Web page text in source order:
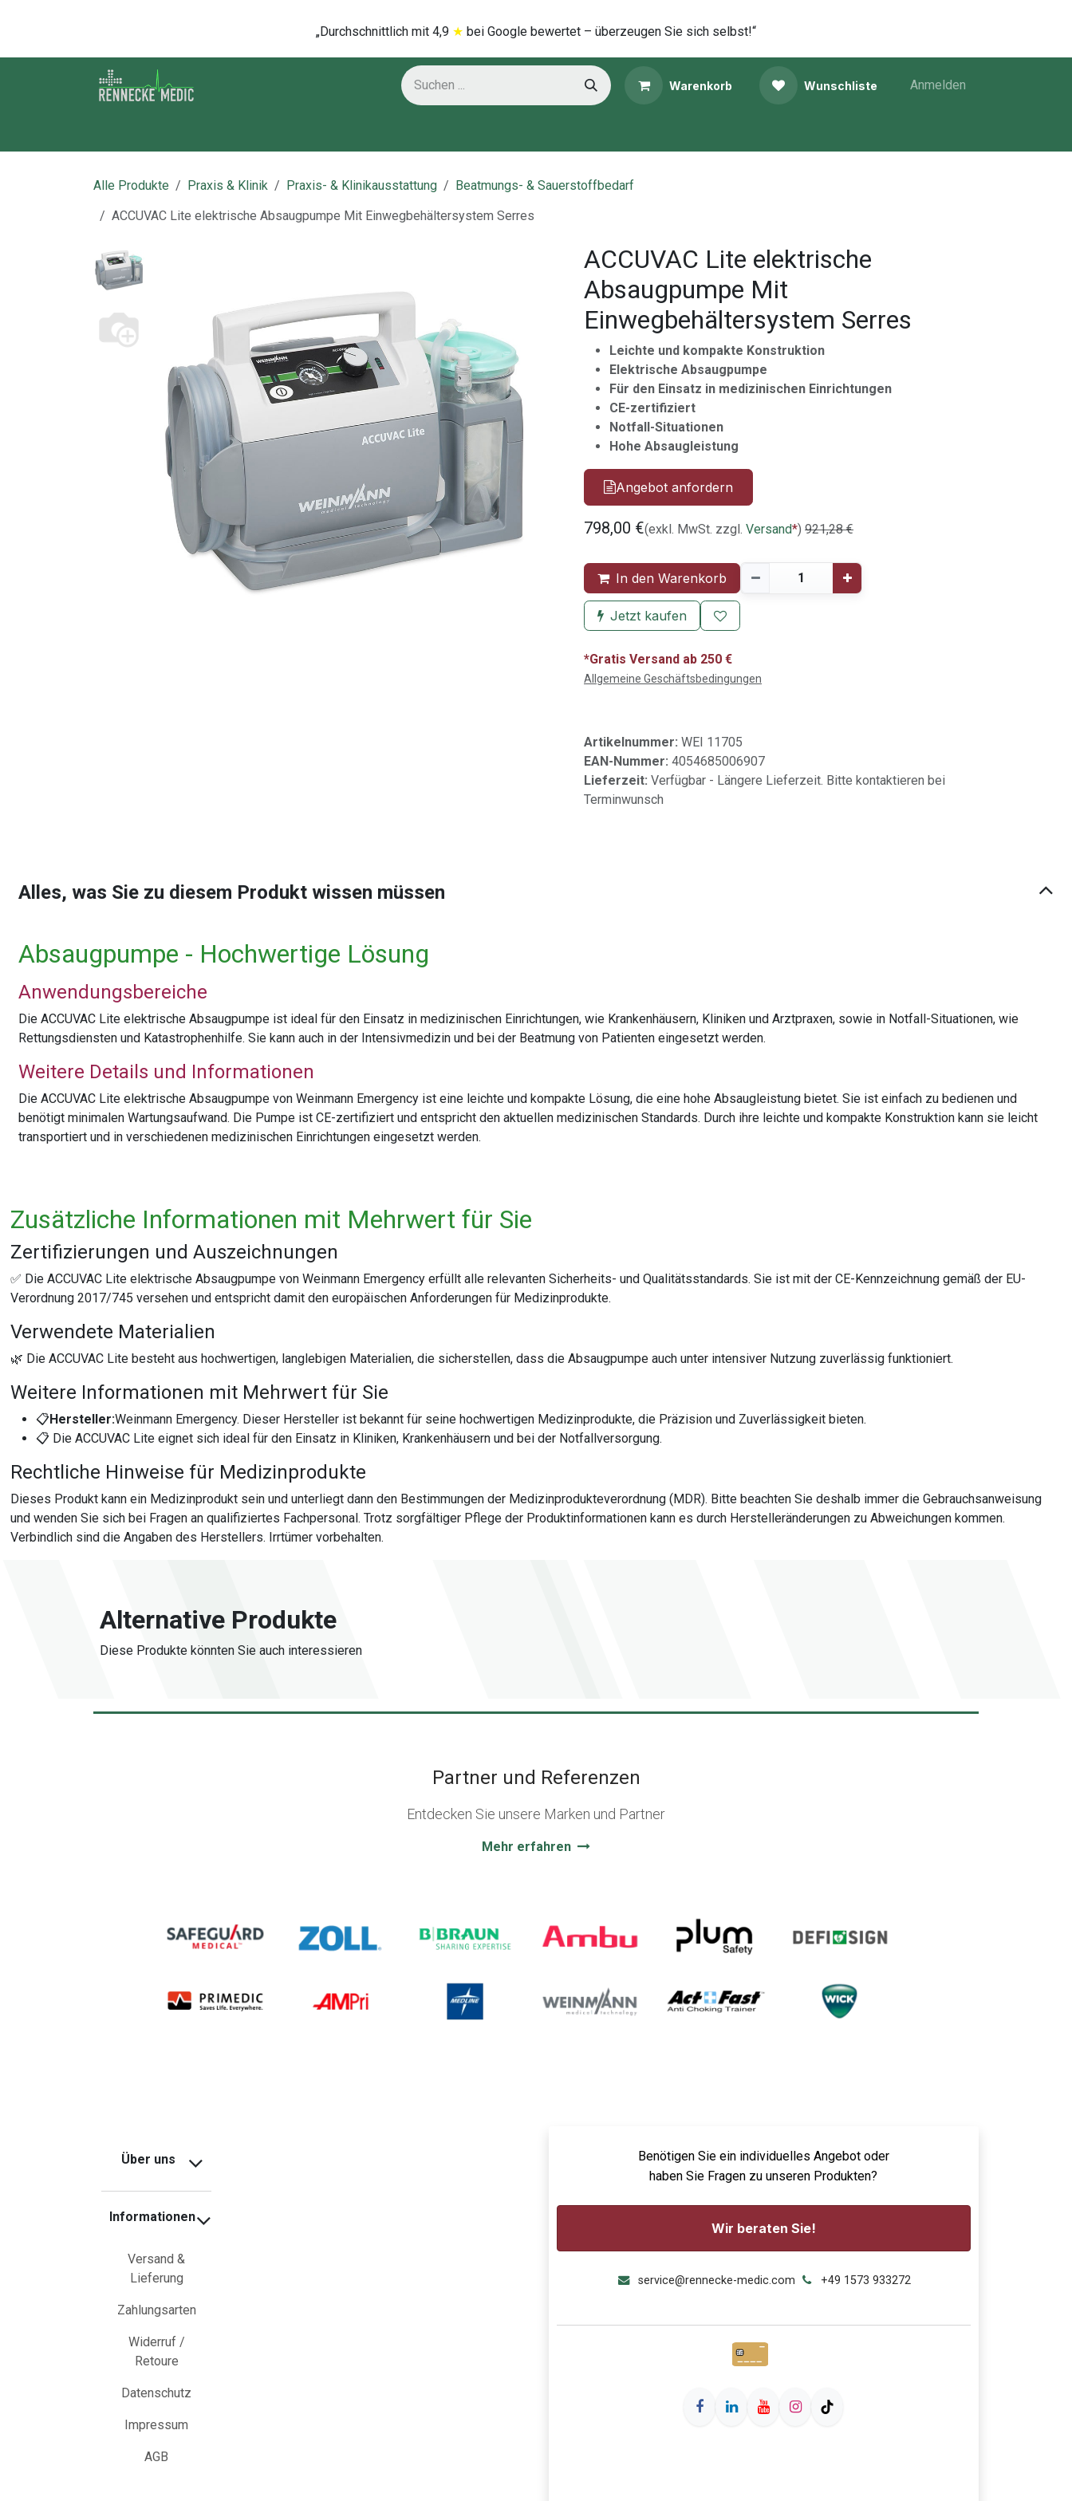
„Durchschnittlich mi​t 4,9 ★ bei Google bewertet – überzeugen Sie sich selbst!“
Warenkorb Wunschliste Anmelden
Alle Produkte Praxis & Klinik Praxis- & Klinikausstattung
Beatmungs- & Sauerstoffbedarf
ACCUVAC Lite elektrische Absaugpumpe Mit Einwegbehältersystem Serres
ACCUVAC Lite elektrische
Absaugpumpe Mit
Einwegbehältersystem Serres
Leichte und kompakte Konstruktion
Elektrische Absaugpumpe
Für den Einsatz in medizinischen Einrichtungen
CE-zertifiziert
Notfall-Situationen
Hohe Absaugleistung
Angebot anfordern
798,00 €(exkl. MwSt. zzgl. Versand*) 921,28€
In den Warenkorb
Jetzt kaufen
*Gratis Versand ab 250 €
Allgemeine Geschäftsbedingungen
Artikelnummer: WEI 11705
EAN-Nummer: 4054685006907
Lieferzeit: Verfügbar - Längere Lieferzeit. Bitte kontaktieren bei
Terminwunsch
Alles, was Sie zu diesem Produkt wissen müssen
Absaugpumpe - Hochwertige Lösung
Anwendungsbereiche
Die ACCUVAC Lite elektrische Absaugpumpe ist ideal für den Einsatz in medizinischen Einrichtungen, wie Krankenhäusern, Kliniken und Arztpraxen, sowie in Notfall-Situationen, wie
Rettungsdiensten und Katastrophenhilfe. Sie kann auch in der Intensivmedizin und bei der Beatmung von Patienten eingesetzt werden.
Weitere Details und Informationen
Die ACCUVAC Lite elektrische Absaugpumpe von Weinmann Emergency ist eine leichte und kompakte Lösung, die eine hohe Absaugleistung bietet. Sie ist einfach zu bedienen und
benötigt minimalen Wartungsaufwand. Die Pumpe ist CE-zertifiziert und entspricht den aktuellen medizinischen Standards. Durch ihre leichte und kompakte Konstruktion kann sie leicht
transportiert und in verschiedenen medizinischen Einrichtungen eingesetzt werden.
Zusätzliche Informationen mit Mehrwert für Sie
Zertifizierungen und Auszeichnungen
✅ Die ACCUVAC Lite elektrische Absaugpumpe von Weinmann Emergency erfüllt alle relevanten Sicherheits- und Qualitätsstandards. Sie ist mit der CE-Kennzeichnung gemäß der EU-
Verordnung 2017/745 versehen und entspricht damit den europäischen Anforderungen für Medizinprodukte.
Verwendete Materialien
🌿 Die ACCUVAC Lite besteht aus hochwertigen, langlebigen Materialien, die sicherstellen, dass die Absaugpumpe auch unter intensiver Nutzung zuverlässig funktioniert.
Weitere Informationen mit Mehrwert für Sie
📋Hersteller:Weinmann Emergency. Dieser Hersteller ist bekannt für seine hochwertigen Medizinprodukte, die Präzision und Zuverlässigkeit bieten.
📋 Die ACCUVAC Lite eignet sich ideal für den Einsatz in Kliniken, Krankenhäusern und bei der Notfallversorgung.
Rechtliche Hinweise für Medizinprodukte
Dieses Produkt kann ein Medizinprodukt sein und unterliegt dann den Bestimmungen der Medizinprodukteverordnung (MDR). Bitte beachten Sie deshalb immer die Gebrauchsanweisung
und wenden Sie sich bei Fragen an qualifiziertes Fachpersonal. Trotz sorgfältiger Pflege der Produktinformationen kann es durch Herstelleränderungen zu Abweichungen kommen.
Verbindlich sind die Angaben des Herstellers. Irrtümer vorbehalten.
Alternative Produkte
Diese Produkte könnten Sie auch interessieren
Partner und Referenzen
Entdecken Sie unsere Marken und Partner
Mehr erfahren
Über uns
Informationen
Versand &
Lieferung
Zahlungsarten
Widerruf /
Retoure
Datenschutz
Impressum
AGB
Benötigen Sie ein individuelles Angebot oder
haben Sie Fragen zu unseren Produkten?
Wir beraten Sie!
service@rennecke-medic.com +49 1573 933272